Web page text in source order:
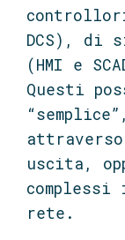
DCS), di
(HMI e
Questi
uscita,
rete.